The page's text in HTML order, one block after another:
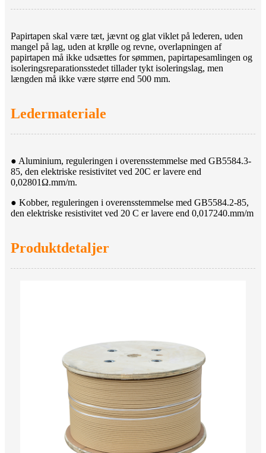
Papirtapen skal være tæt, jævnt og glat viklet på lederen, uden
mangel på lag, uden at krølle og revne, overlapningen af ​​
papirtapen må ikke udsættes for sømmen, papirtapesamlingen og
isoleringsreparationsstedet tillader tykt isoleringslag, men
længden må ikke være større end 500 mm.
Ledermateriale
● Aluminium, reguleringen i overensstemmelse med GB5584.3-
85, den elektriske resistivitet ved 20C er lavere end
0,02801Ω.mm/m.
● Kobber, reguleringen i overensstemmelse med GB5584.2-85,
den elektriske resistivitet ved 20 C er lavere end 0,017240.mm/m
Produktdetaljer